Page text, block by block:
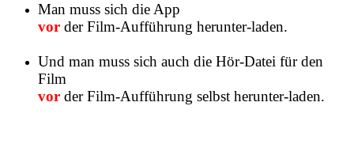
Man muss sich die App
vor der Film-Aufführung herunter-laden.
Und man muss sich auch die Hör-Datei für den
Film
vor der Film-Aufführung selbst herunter-laden.